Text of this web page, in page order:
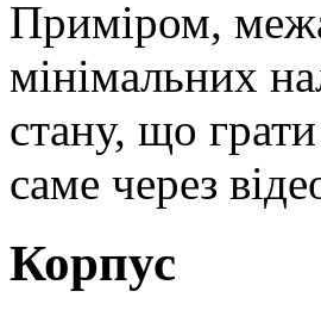
Приміром,
мінімальних
стану, що
саме через
Корпус